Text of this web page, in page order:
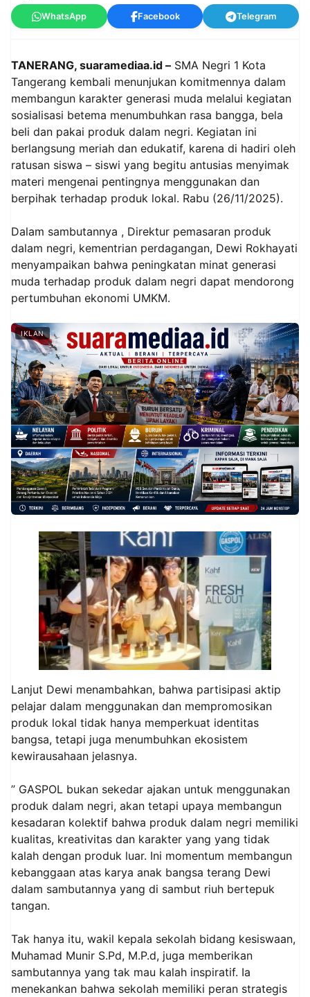
WhatsApp Facebook Telegram
TANERANG, suaramediaa.id – SMA Negri 1 Kota
Tangerang kembali menunjukan komitmennya dalam
membangun karakter generasi muda melalui kegiatan
sosialisasi betema menumbuhkan rasa bangga, bela
beli dan pakai produk dalam negri. Kegiatan ini
berlangsung meriah dan edukatif, karena di hadiri oleh
ratusan siswa – siswi yang begitu antusias menyimak
materi mengenai pentingnya menggunakan dan
berpihak terhadap produk lokal. Rabu (26/11/2025).
Dalam sambutannya , Direktur pemasaran produk
dalam negri, kementrian perdagangan, Dewi Rokhayati
menyampaikan bahwa peningkatan minat generasi
muda terhadap produk dalam negri dapat mendorong
pertumbuhan ekonomi UMKM.
IKLAN
Lanjut Dewi menambahkan, bahwa partisipasi aktip
pelajar dalam menggunakan dan mempromosikan
produk lokal tidak hanya memperkuat identitas
bangsa, tetapi juga menumbuhkan ekosistem
kewirausahaan jelasnya.
” GASPOL bukan sekedar ajakan untuk menggunakan
produk dalam negri, akan tetapi upaya membangun
kesadaran kolektif bahwa produk dalam negri memiliki
kualitas, kreativitas dan karakter yang yang tidak
kalah dengan produk luar. Ini momentum membangun
kebanggaan atas karya anak bangsa terang Dewi
dalam sambutannya yang di sambut riuh bertepuk
tangan.
Tak hanya itu, wakil kepala sekolah bidang kesiswaan,
Muhamad Munir S.Pd, M.P.d, juga memberikan
sambutannya yang tak mau kalah inspiratif. Ia
menekankan bahwa sekolah memiliki peran strategis